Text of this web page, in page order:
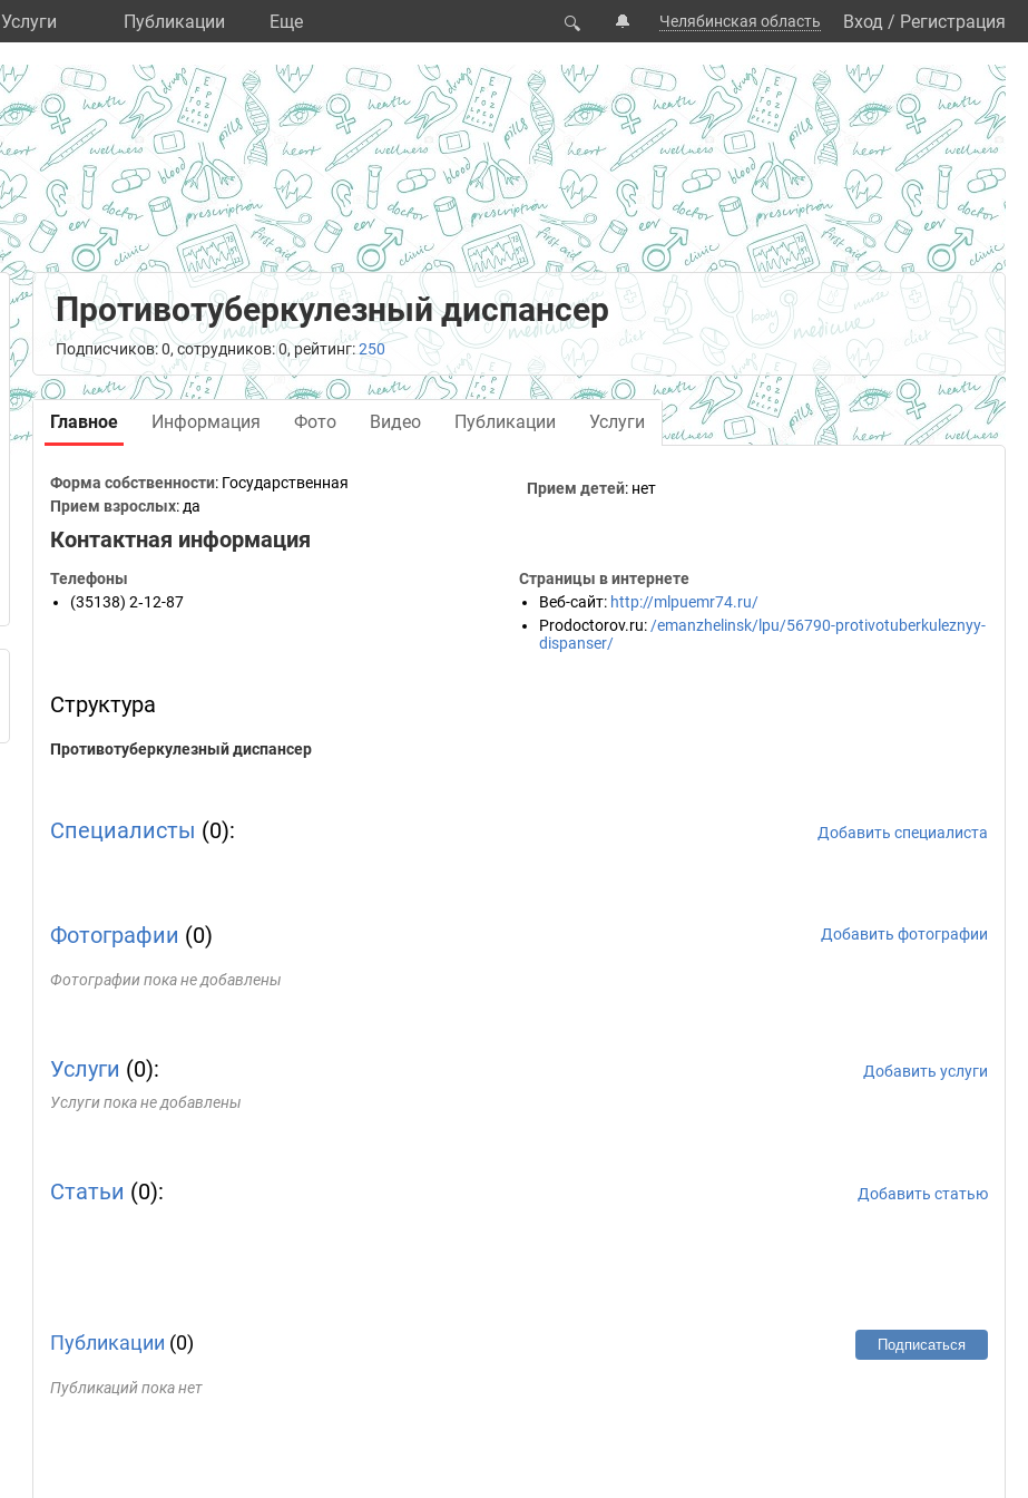
Услуги Публикации Eще 🔍 🔔 Челябинская область Вход / Регистрация
Противотуберкулезный диспансер
Подписчиков: 0, сотрудников: 0, рейтинг:250
Главное Информация Фото Видео Публикации Услуги
Форма собственности: Государственная
Прием взрослых: да
Прием детей: нет
Контактная информация
Телефоны
(35138) 2‑12-87
Страницы в интернете
Веб-сайт: http://mlpuemr74.ru/
Prodoctorov.ru: /emanzhelinsk/lpu/56790-protivotuberkuleznyy-
dispanser/
Структура
Противотуберкулезный диспансер
Специалисты (0): Добавить специалиста
Фотографии (0) Добавить фотографии
Фотографии пока не добавлены
Услуги (0):
Добавить услуги
Услуги пока не добавлены
Статьи (0): Добавить статью
Публикации (0) Подписаться
Публикаций пока нет